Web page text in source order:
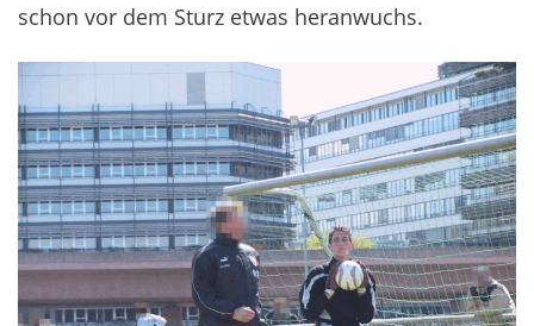
schon vor dem Sturz etwas heranwuchs.